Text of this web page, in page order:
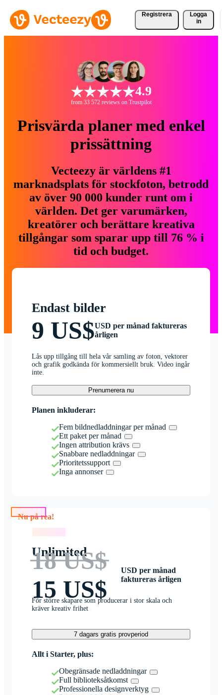
Registrera
Logga
in
4.9
from 33 572 reviews on Trustpilot
Prisvärda planer med enkel
prissättning
Vecteezy är världens #1
marknadsplats för stockfoton, betrodd
av över 90 000 kunder runt om i
världen. Det ger varumärken,
kreatörer och berättare kreativa
tillgångar som sparar upp till 76 % i
tid och budget.
Endast bilder
9 US$USD per månad faktureras
årligen
Lås upp tillgång till hela vår samling av foton, vektorer
och grafik godkända för kommersiellt bruk. Video ingår
inte.
Prenumerera nu
Planen inkluderar:
Fem bildnedladdningar per månad
Ett paket per månad
Ingen attribution krävs
Snabbare nedladdningar
Prioritetssupport
Inga annonser
Nu på rea!
Unlimited
18 US$
15 US$
USD per månad
faktureras årligen
För större skapare som producerar i stor skala och
kräver kreativ frihet
7 dagars gratis provperiod
Allt i Starter, plus:
Obegränsade nedladdningar
Full biblioteksåtkomst
Professionella designverktyg